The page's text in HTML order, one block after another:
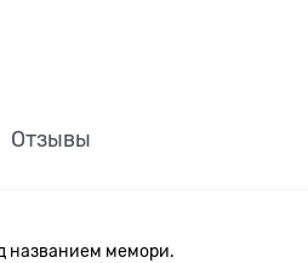
Отзывы
названием мемори.